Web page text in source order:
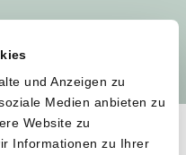
und Anzeigen zu
Medien anbieten zu
Website zu
Informationen zu Ihrer